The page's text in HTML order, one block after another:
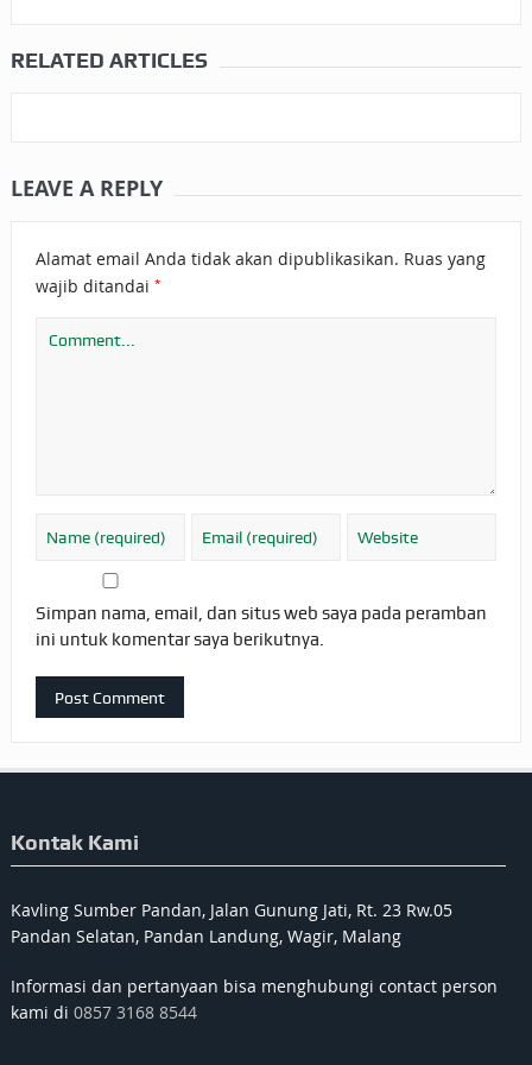
RELATED ARTICLES
LEAVE A REPLY
Alamat email Anda tidak akan dipublikasikan. Ruas yang
wajib ditandai *
Simpan nama, email, dan situs web saya pada peramban
ini untuk komentar saya berikutnya.
Kontak Kami
Kavling Sumber Pandan, Jalan Gunung Jati, Rt. 23 Rw.05
Pandan Selatan, Pandan Landung, Wagir, Malang
Informasi dan pertanyaan bisa menghubungi contact person
kami di 0857 3168 8544